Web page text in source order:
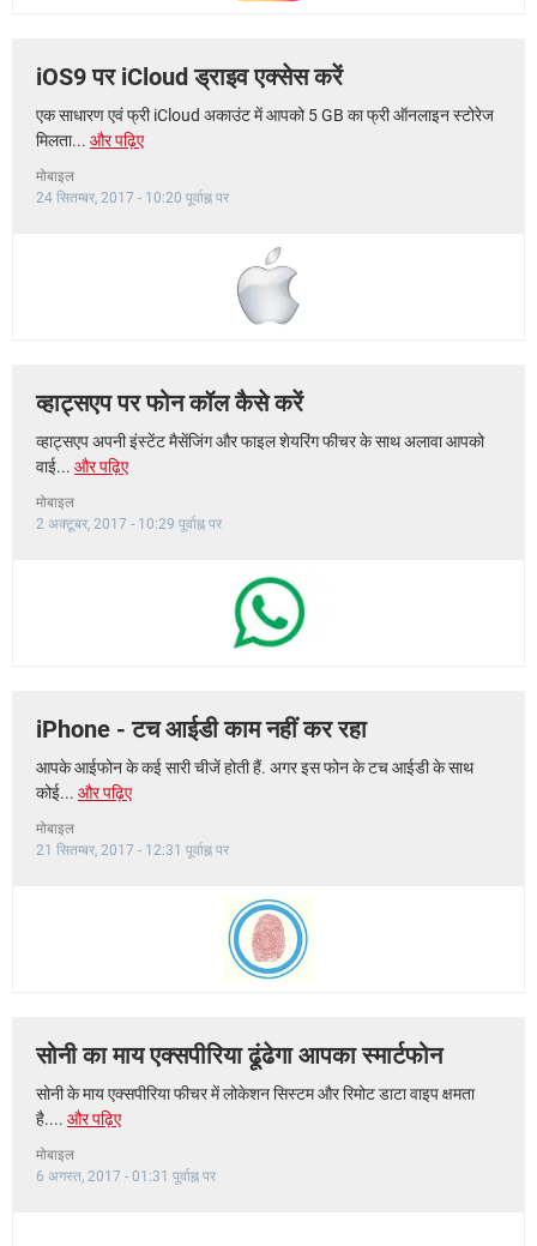
iOS9 पर iCloud ड्राइव एक्सेस करें
एक साधारण एवं फ्री iCloud अकाउंट में आपको 5 GB का फ्री ऑनलाइन स्टोरेज
मिलता... और पढ़िए
मोबाइल
24 सितम्बर, 2017 - 10:20 पूर्वाह्न पर
व्हाट्सएप पर फोन कॉल कैसे करें
व्हाट्सएप अपनी इंस्टेंट मैसेंजिंग और फाइल शेयरिंग फीचर के साथ अलावा आपको
वाई... और पढ़िए
मोबाइल
2 अक्टूबर, 2017 - 10:29 पूर्वाह्न पर
iPhone - टच आईडी काम नहीं कर रहा
आपके आईफोन के कई सारी चीजें होती हैं. अगर इस फोन के टच आईडी के साथ
कोई... और पढ़िए
मोबाइल
21 सितम्बर, 2017 - 12:31 पूर्वाह्न पर
सोनी का माय एक्सपीरिया ढूंढेगा आपका स्मार्टफोन
सोनी के माय एक्सपीरिया फीचर में लोकेशन सिस्टम और रिमोट डाटा वाइप क्षमता
है.... और पढ़िए
मोबाइल
6 अगस्त, 2017 - 01:31 पूर्वाह्न पर